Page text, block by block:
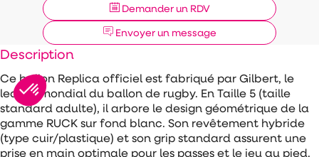
Demander un RDV
Envoyer un message
Description
Ce ballon Replica officiel est fabriqué par Gilbert, le
leader mondial du ballon de rugby. En Taille 5 (taille
standard adulte), il arbore le design géométrique de la
gamme RUCK sur fond blanc. Son revêtement hybride
(type cuir/plastique) et son grip standard assurent une
prise en main optimale pour les passes et le jeu au pied.